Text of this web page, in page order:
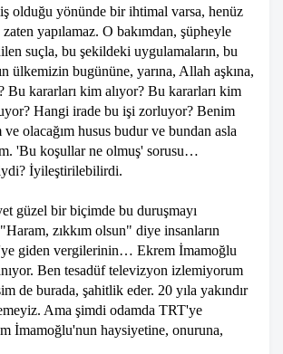
olduğu yönünde bir ihtimal varsa, henüz
yapılamaz. O bakımdan, şüpheyle
suçla, bu şekildeki uygulamaların, bu
ülkemizin bugününe, yarına, Allah aşkına,
Bu kararları kim alıyor? Bu kararları kim
Hangi irade bu işi zorluyor? Benim
olacağım husus budur ve bundan asla
'Bu koşullar ne olmuş' sorusu…
İyileştirilebilirdi.
güzel bir biçimde bu duruşmayı
zıkkım olsun" diye insanların
giden vergilerinin… Ekrem İmamoğlu
Ben tesadüf televizyon izlemiyorum
de burada, şahitlik eder. 20 yıla yakındır
Ama şimdi odamda TRT'ye
İmamoğlu'nun haysiyetine, onuruna,